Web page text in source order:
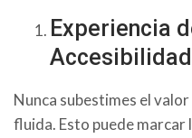
Experiencia
Accesibilidad
Nunca subestimes el
fluida. Esto puede marcar